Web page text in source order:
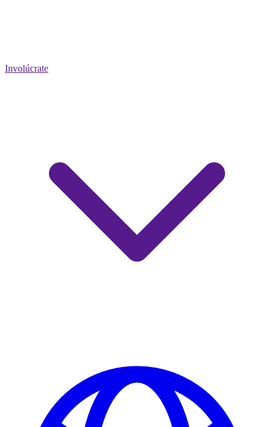
Involúcrate